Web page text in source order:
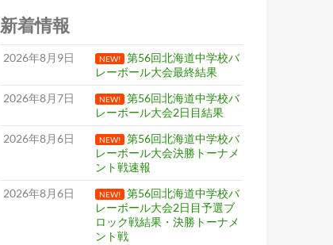
新着情報
2026年8月9日 NEW! 第56回北海道中学校バ
レーボール大会最終結果
2026年8月7日
NEW! 第56回北海道中学校バ
レーボール大会2日目結果
2026年8月6日
NEW! 第56回北海道中学校バ
レーボール大会決勝トーナメ
ント戦速報
2026年8月6日
NEW! 第56回北海道中学校バ
レーボール大会2日目予選ブ
ロック戦結果・決勝トーナメ
ント戦